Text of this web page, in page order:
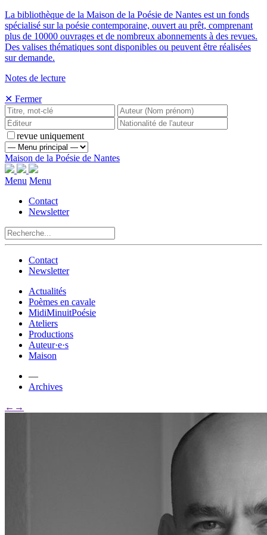
La bibliothèque de la Maison de la Poésie de Nantes est un fonds
spécialisé sur la poésie contemporaine, ouvert au prêt, comprenant
plus de 10000 ouvrages et de nombreux abonnements à des revues.
Des valises thématiques sont disponibles ou peuvent être réalisées
sur demande.
Notes de lecture
✕ Fermer
revue uniquement
Maison de la Poésie de Nantes
Menu Menu
Contact
Newsletter
Contact
Newsletter
Actualités
Poèmes en cavale
MidiMinuitPoésie
Ateliers
Productions
Auteur·e·s
Maison
—
Archives
← →